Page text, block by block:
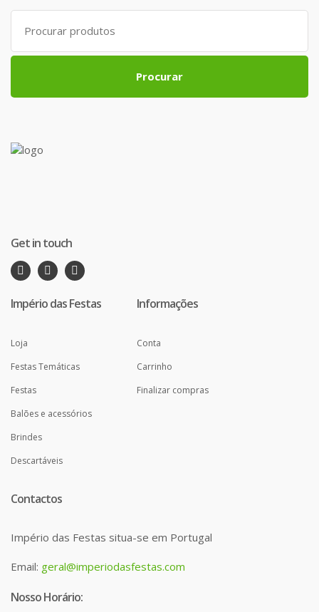
Search
for:
Procurar
Get in touch
Império das Festas
Loja
Festas Temáticas
Festas
Balões e acessórios
Brindes
Descartáveis
Informações
Conta
Carrinho
Finalizar compras
Contactos
Império das Festas situa-se em Portugal
Email: geral@imperiodasfestas.com
Nosso Horário: